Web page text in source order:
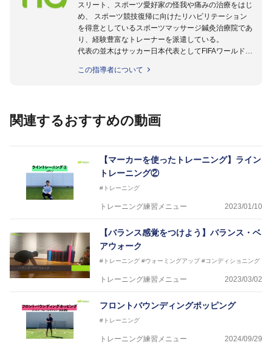
スリート、スポーツ愛好家の怪我や痛みの治療をはじ
め、 スポーツ競技復帰に向けたリハビリテーション
を得意としているスポーツマッサージ鍼灸治療院であ
り、経験豊富なトレーナーを派遣している。
代表の並木はサッカー日本代表としてFIFAワールドカ
のほかU-23日本代表のアスレティックトレーナーと
世代のサッカーを中心に、WJBL、社会人ラグビー、
を派遣している。
さらには講演会やセミナー、専門学校などの教育機関
に講師を派遣するなど後進育成にも力を入れている。
「一人一人の健康な人生をサポートする」を企業理念
として掲げ、世の中の人々の『健康』をあらゆる方向
からサポートし、一人一人の「楽しく、豊かに、生き
ている。
この指導者について
関連するおすすめの動画
【マーカーを使ったトレーニング】ライン
トレーニング②
#トレーニング
トレーニング練習メニュー 2023/01/10
【バランス感覚をつけよう】バランス・ベ
アウォーク
#トレーニング #ウォーミングアップ #コンディショニング
トレーニング練習メニュー 2023/03/02
フロントバウンディングポッピング
#トレーニング
トレーニング練習メニュー 2024/09/29